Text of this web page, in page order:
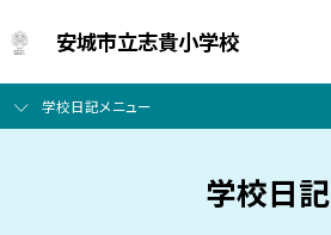
安城市立志貴小学校
学校日記メニュー
学校日記